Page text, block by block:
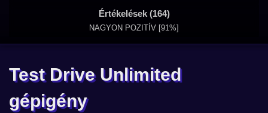
Értékelések (164)
NAGYON POZITÍV [91%]
Test Drive Unlimited
gépigény